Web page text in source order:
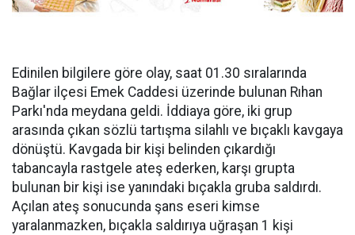
Edinilen bilgilere göre olay, saat 01.30 sıralarında
Bağlar ilçesi Emek Caddesi üzerinde bulunan Rıhan
Parkı'nda meydana geldi. İddiaya göre, iki grup
arasında çıkan sözlü tartışma silahlı ve bıçaklı kavgaya
dönüştü. Kavgada bir kişi belinden çıkardığı
tabancayla rastgele ateş ederken, karşı grupta
bulunan bir kişi ise yanındaki bıçakla gruba saldırdı.
Açılan ateş sonucunda şans eseri kimse
yaralanmazken, bıçakla saldırıya uğraşan 1 kişi